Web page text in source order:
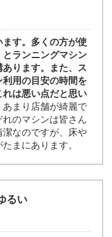
す。多くの方が使
ランニングマシン
ります。また、ス
用の目安の時間を
は悪い点だと思い
まり店舗が綺麗で
のマシンは皆さん
なのですが、床や
まにあります。
るい